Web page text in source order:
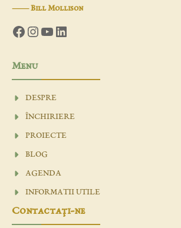
―Bill Mollison
Facebook
Instagram
YouTube
LinkedIn
Menu
DESPRE
ÎNCHIRIERE
PROIECTE
BLOG
AGENDA
INFORMATII UTILE
Contactaţi-ne